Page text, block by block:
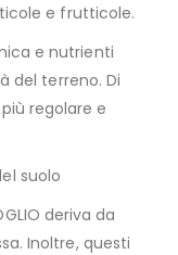
e frutticole.
e nutrienti
del terreno. Di
regolare e
suolo
deriva da
Inoltre, questi